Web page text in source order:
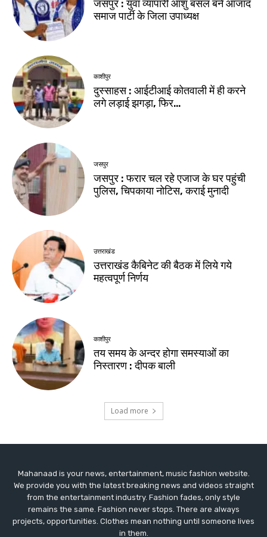
Mahanaad is your news, entertainment, music fashion website.
We provide you with the latest breaking news and videos straight
from the entertainment industry. Fashion fades, only style
remains the same. Fashion never stops. There are always
projects, opportunities. Clothes mean nothing until someone lives
in them.